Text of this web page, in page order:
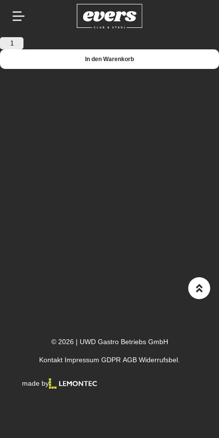
Springe
zum
Eristoff
ice
In den Warenkorb
© 2026 | UWD Gastro Betriebs GmbH
Kontakt Impressum GDPR AGB Widerrufsbel.
made by